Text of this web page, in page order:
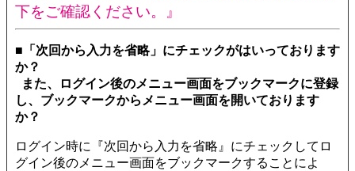
下をご確認ください。』
■「次回から入力を省略」にチェックがはいっております
か？
また、ログイン後のメニュー画面をブックマークに登録
し、ブックマークからメニュー画面を開いております
か？
ログイン時に『次回から入力を省略』にチェックしてロ
グイン後のメニュー画面をブックマークすることによ